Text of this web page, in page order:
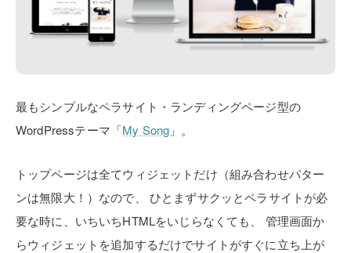
最もシンプルなペラサイト・ランディングページ型の
WordPressテーマ「My Song 」。
トップページは全てウィジェットだけ（組み合わせパター
ンは無限大！）なので、
ひとまずサクッとペラサイトが必
要な時に、いちいちHTMLをいじらなくても、
管理画面か
らウィジェットを追加するだけでサイトがすぐに立ち上が